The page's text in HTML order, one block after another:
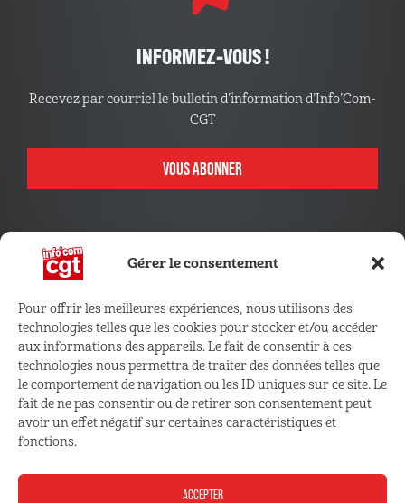
Gérer le consentement
Pour offrir les meilleures expériences, nous utilisons des
technologies telles que les cookies pour stocker et/ou accéder
aux informations des appareils. Le fait de consentir à ces
technologies nous permettra de traiter des données telles que
le comportement de navigation ou les ID uniques sur ce site. Le
fait de ne pas consentir ou de retirer son consentement peut
avoir un effet négatif sur certaines caractéristiques et
fonctions.
ACCEPTER
INFORMEZ-VOUS !
Recevez par courriel le bulletin d’information d’Info’Com-
CGT
VOUS ABONNER
CONNECTEZ VOUS !
Retrouvez les outils, infos et services qui vous sont
réservés